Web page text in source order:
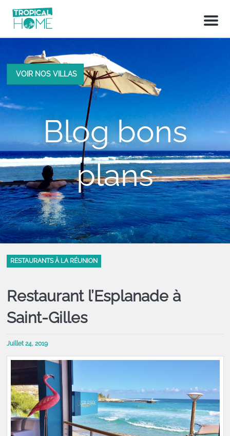
M
n
VOIR NOS VILLAS
Blog bons
plans
RESTAURANTS À LA RÉUNION
Restaurant l’Esplanade à
Saint-Gilles
Juillet 24, 2019